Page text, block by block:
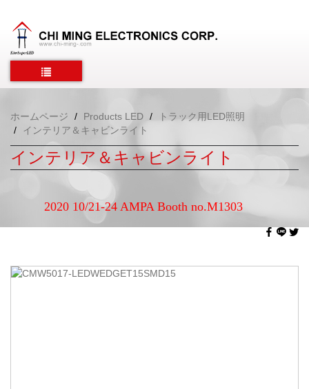
ホームページ Products LED
トラック用LED照明
インテリア＆キャビンライト
インテリア＆キャビンライト
2020 10/21-24 AMPA Booth no.M1303